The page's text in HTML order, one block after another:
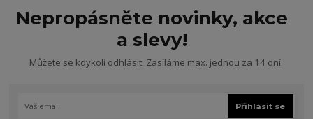
Nepropásněte novinky, akce
a slevy!
Můžete se kdykoli odhlásit. Zasíláme max. jednou za 14 dní.
Přihlásit se